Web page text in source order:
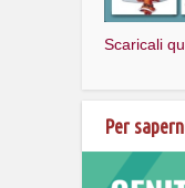
Scaricali
Per